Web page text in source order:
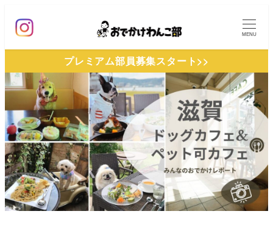
ン
ン
ン
ツ
へ
移
動
MENU
プレミアム部員募集スタート>>